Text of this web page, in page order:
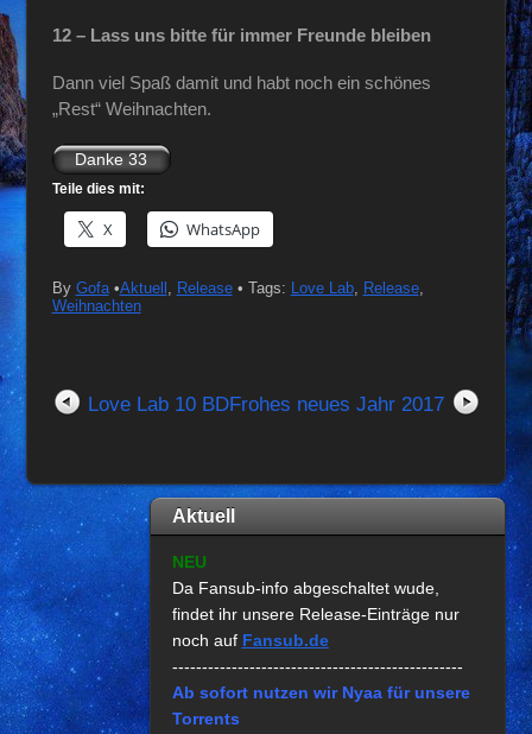
12 – Lass uns bitte für immer Freunde bleiben
Dann viel Spaß damit und habt noch ein schönes
„Rest“ Weihnachten.
Teile dies mit:
X WhatsApp
By Gofa•Aktuell , Release • Tags: Love Lab, Release,
Weihnachten
Love Lab 10 BDFrohes neues Jahr 2017
Aktuell
NEU
Da Fansub-info abgeschaltet wude,
findet ihr unsere Release-Einträge nur
noch auf Fansub.de
-------------------------------------------------
Ab sofort nutzen wir Nyaa für unsere
Torrents